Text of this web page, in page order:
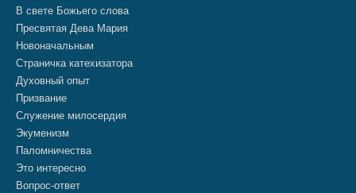
В свете Божьего слова
Пресвятая Дева Мария
Новоначальным
Страничка катехизатора
Духовный опыт
Призвание
Служение милосердия
Экуменизм
Паломничества
Это интересно
Вопрос-ответ